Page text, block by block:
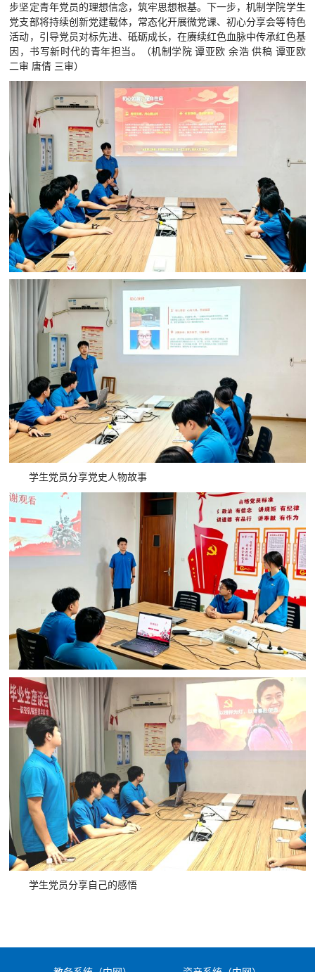
步坚定青年党员的理想信念，筑牢思想根基。下一步，机制学院学生
党支部将持续创新党建载体，常态化开展微党课、初心分享会等特色
活动，引导党员对标先进、砥砺成长，在赓续红色血脉中传承红色基
因，书写新时代的青年担当。（机制学院 谭亚欧 余浩 供稿 谭亚欧
二审 唐倩 三审）
学生党员分享党史人物故事
学生党员分享自己的感悟